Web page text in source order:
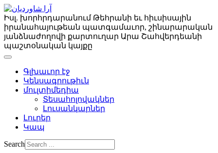
Իսլ. խորհրդարանում Թեհրանի եւ հիւսիսային
իրանահայութեան պատգամաւոր, շինարարական
յանձնաժողովի քարտուղար Արա Շահվերդեանի
պաշտօնական կայքը
Գլխաւոր էջ
Կենսագրութիւն
մուլտիմեդիա
Տեսահոլովակներ
Լուսանկարներ
Լուրեր
Կապ
Search